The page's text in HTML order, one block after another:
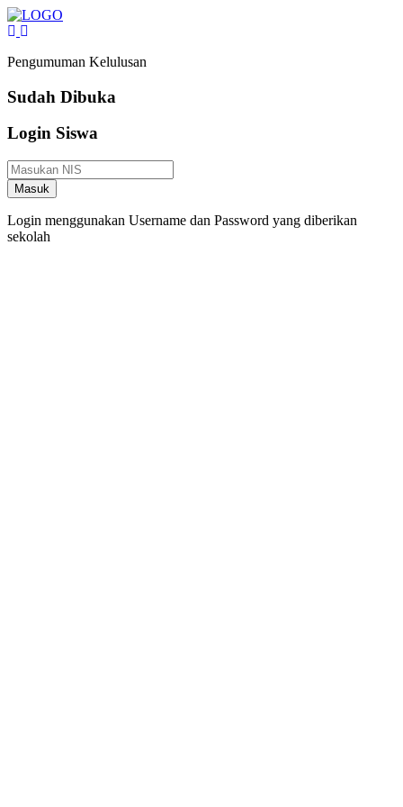
Pengumuman Kelulusan
Sudah Dibuka
Login Siswa
Masuk
Login menggunakan Username dan Password yang diberikan
sekolah